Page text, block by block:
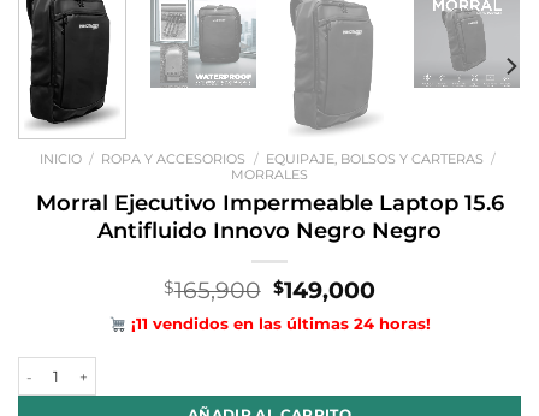
INICIO / ROPA Y ACCESORIOS / EQUIPAJE, BOLSOS Y CARTERAS /
MORRALES
Morral Ejecutivo Impermeable Laptop 15.6
Antifluido Innovo Negro Negro
$165,900 El
precio
original
$149,000El
precio
actual
¡11 vendidos en las últimas 24 horas!